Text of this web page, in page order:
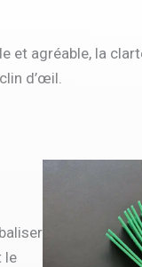
et agréable, la
d’œil.
le